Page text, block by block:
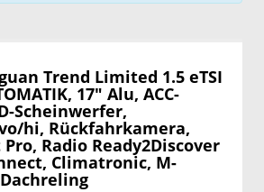
Trend Limited 1.5 eTSI
17" Alu, ACC-
Scheinwerfer,
hi, Rückfahrkamera,
Radio Ready2Discover
Climatronic, M-